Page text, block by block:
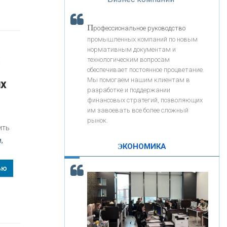
«РОСЕВРОБАНК»
«ПРЕСС-СЛУЖБА ВТБ24»
«АВТОГРАДБАНК»
КОНТАКТЫ
«Интервью»
Скорость - один из главных трендов в
кредитовании бизнеса - «Интервью»
Профессиональное руководство
промышленных компаний по новым
нормативным документам и
технологическим вопросам
обеспечивает постоянное процветание.
Мы помогаем нашим клиентам в
разработке и поддержании
финансовых стратегий, позволяющих
им завоевать все более сложный
рынок.
ЭКОНОМИКА